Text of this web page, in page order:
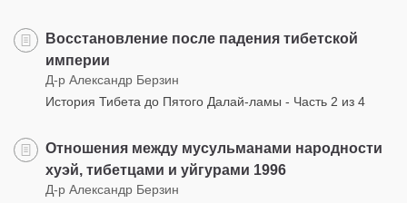
Восстановление после падения тибетской
империи
Д-р Александр Берзин
История Тибета до Пятого Далай-ламы - Часть 2 из 4
Отношения между мусульманами народности
хуэй, тибетцами и уйгурами 1996
Д-р Александр Берзин